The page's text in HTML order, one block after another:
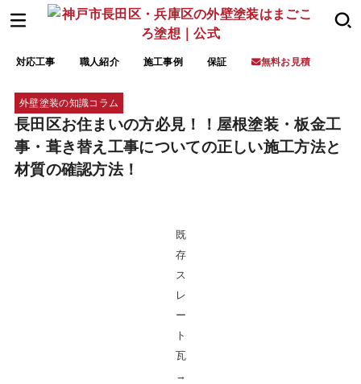
対応工事 職人紹介 施工事例 保証 無料お見積
外壁塗装の知識コラム
長田区お住まいの方必見！！屋根塗装・板金工
事・葺き替え工事についての正しい施工方法と
材質の確認方法！
既
存
ス
レ
ー
ト
瓦
→